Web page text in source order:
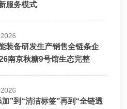
服务模式
装备研发生产销售全链条企
南京秋糖9号馆生态完整
加”到“清洁标签”再到“全链透